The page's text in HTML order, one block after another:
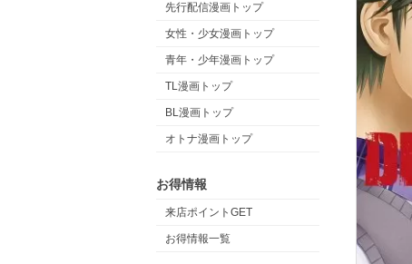
先行配信漫画トップ
女性・少女漫画トップ
青年・少年漫画トップ
TL漫画トップ
BL漫画トップ
オトナ漫画トップ
お得情報
来店ポイントGET
お得情報一覧